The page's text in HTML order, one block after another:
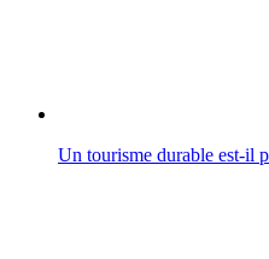
Un tourisme durable est-il